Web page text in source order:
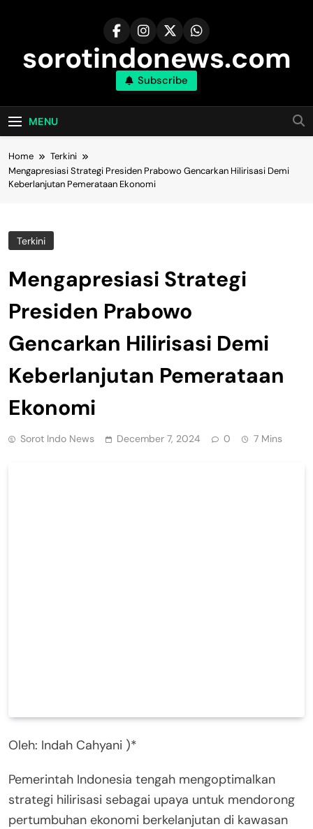
sorotindonews.com
Subscribe
MENU
Home
Terkini
Mengapresiasi Strategi Presiden Prabowo Gencarkan Hilirisasi Demi
Keberlanjutan Pemerataan Ekonomi
Terkini
Mengapresiasi Strategi
Presiden Prabowo
Gencarkan Hilirisasi Demi
Keberlanjutan Pemerataan
Ekonomi
Sorot Indo News December 7, 2024 0 7 Mins
Oleh: Indah Cahyani )*
Pemerintah Indonesia tengah mengoptimalkan
strategi hilirisasi sebagai upaya untuk mendorong
pertumbuhan ekonomi berkelanjutan di kawasan